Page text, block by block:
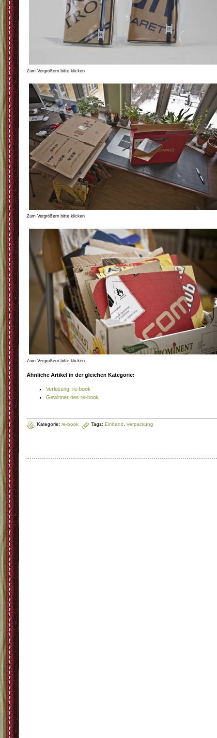
Zum Vergrößern bitte klicken
Zum Vergrößern bitte klicken
Zum Vergrößern bitte klicken
Ähnliche Artikel in der gleichen Kategorie:
Verlosung: re-book
Gewinner des re-book
Kategorie: re-book Tags: Einband Verpackung